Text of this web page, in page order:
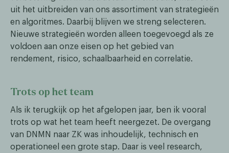
uit het uitbreiden van ons assortiment van strategieën
en algoritmes. Daarbij blijven we streng selecteren.
Nieuwe strategieën worden alleen toegevoegd als ze
voldoen aan onze eisen op het gebied van
rendement, risico, schaalbaarheid en correlatie.
Trots op het team
Als ik terugkijk op het afgelopen jaar, ben ik vooral
trots op wat het team heeft neergezet. De overgang
van DNMN naar ZK was inhoudelijk, technisch en
operationeel een grote stap. Daar is veel research,